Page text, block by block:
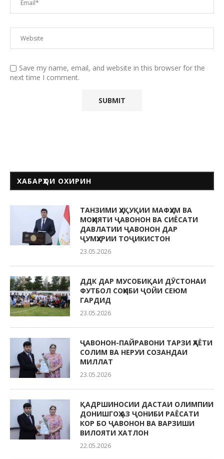
Save my name, email, and website in this browser for the
next time I comment.
ХАБАРҲОИ ОХИРИН
ТАНЗИМИ ҲУҚУҚИИ МАФҲУМ ВА
МОҲИЯТИ ҶАВОНОН ВА СИЁСАТИ
ДАВЛАТИИ ҶАВОНОН ДАР
ҶУМҲУРИИ ТОҶИКИСТОН
23.05.2026
ДДК ДАР МУСОБИҚАИ ДӮСТОНАИ
ФУТБОЛ СОҲИБИ ҶОЙИ СЕЮМ
ГАРДИД
23.05.2026
ҶАВОНОН-ПАЙРАВОНИ ТАРЗИ ҲАЁТИ
СОЛИМ ВА НЕРУИ СОЗАНДАИ
МИЛЛАТ
23.05.2026
ҚАДРШИНОСИИ ДАСТАИ ОЛИМПИИ
ДОНИШГОҲ АЗ ҶОНИБИ РАЁСАТИ
КОР БО ҶАВОНОН ВА ВАРЗИШИ
ВИЛОЯТИ ХАТЛОН
22.05.2026